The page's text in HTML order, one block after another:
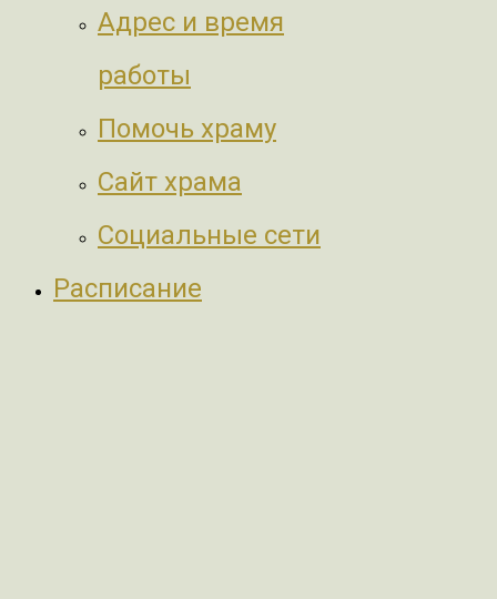
Адрес и время
работы
Помочь храму
Сайт храма
Социальные сети
Расписание